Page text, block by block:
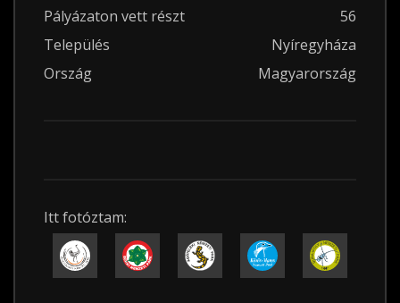
Pályázaton vett részt
56
Település
Nyíregyháza
Ország
Magyarország
Itt fotóztam: